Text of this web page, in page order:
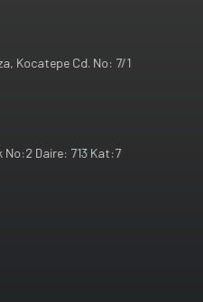
Kocatepe Cd. No: 7/1
No:2 Daire: 713 Kat:7